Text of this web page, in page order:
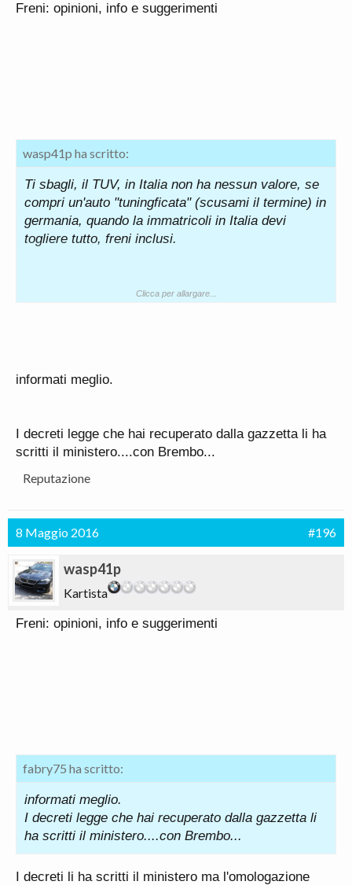
Freni: opinioni, info e suggerimenti
wasp41p ha scritto:
Ti sbagli, il TUV, in Italia non ha nessun valore, se
compri un'auto "tuningficata" (scusami il termine) in
germania, quando la immatricoli in Italia devi
togliere tutto, freni inclusi.
Qualche post indietro ho posto i link presi dalla
Inviato dal mio GT-I9301I utilizzando Tapatalk
Clicca per allargare...
informati meglio.
I decreti legge che hai recuperato dalla gazzetta li ha
scritti il ministero....con Brembo...
Reputazione
8 Maggio 2016 #196
wasp41p
Kartista
Freni: opinioni, info e suggerimenti
fabry75 ha scritto:
informati meglio.
I decreti legge che hai recuperato dalla gazzetta li
ha scritti il ministero....con Brembo...
I decreti li ha scritti il ministero ma l'omologazione